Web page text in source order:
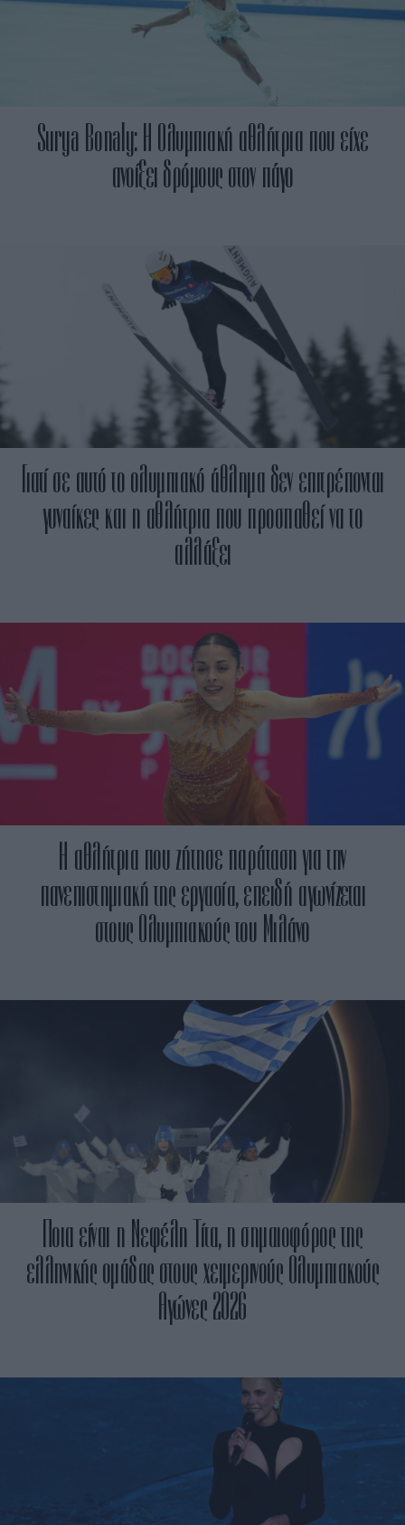
Surya Bonaly: Η Ολυμπιακή αθλήτρια που είχε
ανοίξει δρόμους στον πάγο
Γιατί σε αυτό το ολυμπιακό άθλημα δεν επιτρέπονται
γυναίκες και η αθλήτρια που προσπαθεί να το
αλλάξει
Η αθλήτρια που ζήτησε παράταση για την
πανεπιστημιακή της εργασία, επειδή αγωνίζεται
στους Ολυμπιακούς του Μιλάνο
Ποια είναι η Νεφέλη Τίτα, η σημαιοφόρος της
ελληνικής ομάδας στους χειμερινούς Ολυμπιακούς
Αγώνες 2026